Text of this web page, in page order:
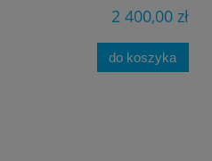
2 400,00 zł
do koszyka